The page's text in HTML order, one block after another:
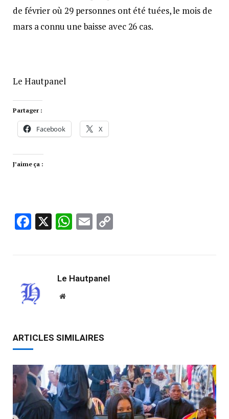
de février où 29 personnes ont été tuées, le mois de
mars a connu une baisse avec 26 cas.
Le Hautpanel
Partager :
Facebook X
J’aime ça :
Facebook
X WhatsApp
Email
Le Hautpanel
Website
ARTICLES SIMILAIRES